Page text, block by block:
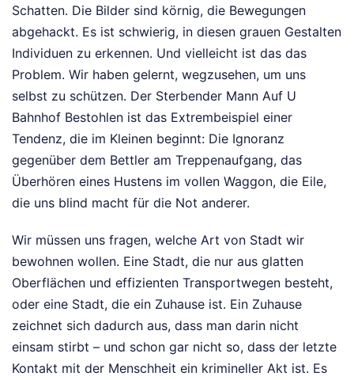
Schatten. Die Bilder sind körnig, die Bewegungen
abgehackt. Es ist schwierig, in diesen grauen Gestalten
Individuen zu erkennen. Und vielleicht ist das das
Problem. Wir haben gelernt, wegzusehen, um uns
selbst zu schützen. Der Sterbender Mann Auf U
Bahnhof Bestohlen ist das Extrembeispiel einer
Tendenz, die im Kleinen beginnt: Die Ignoranz
gegenüber dem Bettler am Treppenaufgang, das
Überhören eines Hustens im vollen Waggon, die Eile,
die uns blind macht für die Not anderer.
Wir müssen uns fragen, welche Art von Stadt wir
bewohnen wollen. Eine Stadt, die nur aus glatten
Oberflächen und effizienten Transportwegen besteht,
oder eine Stadt, die ein Zuhause ist. Ein Zuhause
zeichnet sich dadurch aus, dass man darin nicht
einsam stirbt – und schon gar nicht so, dass der letzte
Kontakt mit der Menschheit ein krimineller Akt ist. Es